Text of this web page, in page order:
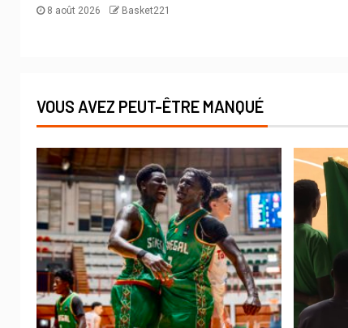
8 août 2026 Basket221
VOUS AVEZ PEUT-ÊTRE MANQUÉ